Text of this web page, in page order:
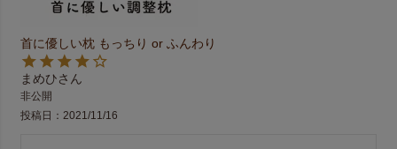
首に優しい枕 もっちり or ふんわり
まめひ
非公開
投稿日
2021/11/16